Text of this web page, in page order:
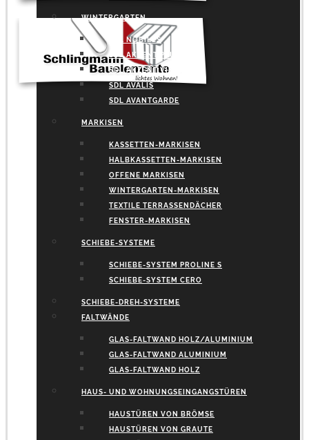
WINTERGARTEN
SDL NOBILES
SDL AKZENT PLUS
SDL AKZENT VISION
SDL AVALIS
SDL AVANTGARDE
MARKISEN
KASSETTEN-MARKISEN
HALBKASSETTEN-MARKISEN
OFFENE MARKISEN
WINTERGARTEN-MARKISEN
TEXTILE TERRASSENDÄCHER
FENSTER-MARKISEN
SCHIEBE-SYSTEME
SCHIEBE-SYSTEM PROLINE S
SCHIEBE-SYSTEM CERO
SCHIEBE-DREH-SYSTEME
FALTWÄNDE
GLAS-FALTWAND HOLZ/ALUMINIUM
GLAS-FALTWAND ALUMINIUM
GLAS-FALTWAND HOLZ
HAUS- UND WOHNUNGSEINGANGSTÜREN
HAUSTÜREN VON BRÖMSE
HAUSTÜREN VON GRAUTE